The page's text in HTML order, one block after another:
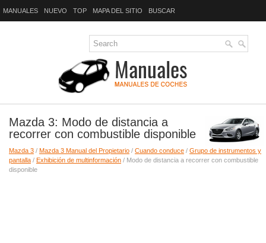
MANUALES NUEVO TOP MAPA DEL SITIO BUSCAR
Mazda 3: Modo de distancia a
recorrer con combustible disponible
Mazda 3 / Mazda 3 Manual del Propietario / Cuando conduce / Grupo de instrumentos y
pantalla / Exhibición de multinformación / Modo de distancia a recorrer con combustible
disponible